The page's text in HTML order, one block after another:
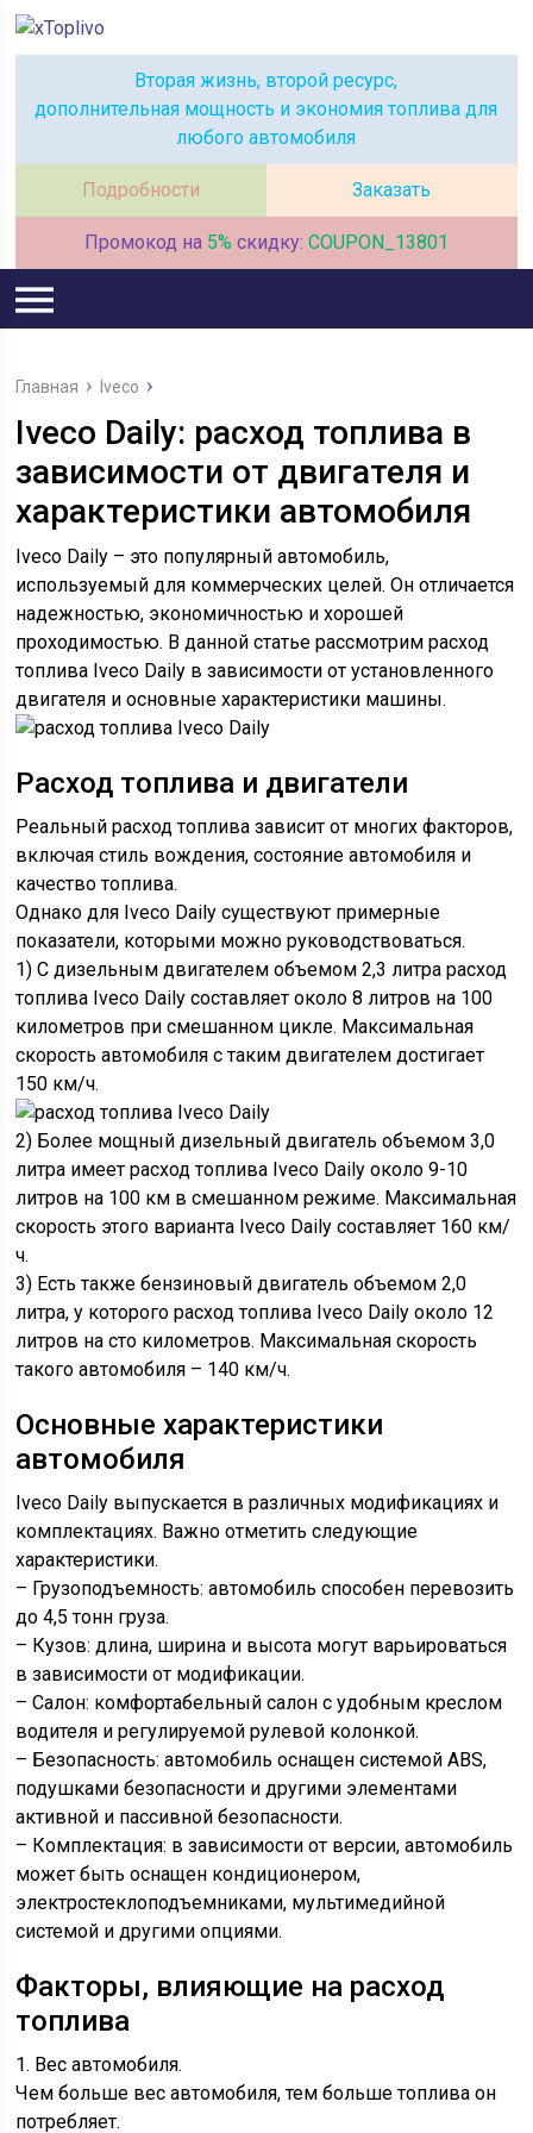
Вторая жизнь, второй ресурс,
дополнительная мощность и экономия топлива для
любого автомобиля
Подробности Заказать
Промокод на 5% скидку: COUPON_13801
Главная Iveco
Iveco Daily: расход топлива в
зависимости от двигателя и
характеристики автомобиля
Iveco Daily – это популярный автомобиль,
используемый для коммерческих целей. Он отличается
надежностью, экономичностью и хорошей
проходимостью. В данной статье рассмотрим расход
топлива Iveco Daily в зависимости от установленного
двигателя и основные характеристики машины.
Расход топлива и двигатели
Реальный расход топлива зависит от многих факторов,
включая стиль вождения, состояние автомобиля и
качество топлива.
Однако для Iveco Daily существуют примерные
показатели, которыми можно руководствоваться.
1) С дизельным двигателем объемом 2,3 литра расход
топлива Iveco Daily составляет около 8 литров на 100
километров при смешанном цикле. Максимальная
скорость автомобиля с таким двигателем достигает
150 км/ч.
2) Более мощный дизельный двигатель объемом 3,0
литра имеет расход топлива Iveco Daily около 9-10
литров на 100 км в смешанном режиме. Максимальная
скорость этого варианта Iveco Daily составляет 160 км/
ч.
3) Есть также бензиновый двигатель объемом 2,0
литра, у которого расход топлива Iveco Daily около 12
литров на сто километров. Максимальная скорость
такого автомобиля – 140 км/ч.
Основные характеристики
автомобиля
Iveco Daily выпускается в различных модификациях и
комплектациях. Важно отметить следующие
характеристики.
– Грузоподъемность: автомобиль способен перевозить
до 4,5 тонн груза.
– Кузов: длина, ширина и высота могут варьироваться
в зависимости от модификации.
– Салон: комфортабельный салон с удобным креслом
водителя и регулируемой рулевой колонкой.
– Безопасность: автомобиль оснащен системой ABS,
подушками безопасности и другими элементами
активной и пассивной безопасности.
– Комплектация: в зависимости от версии, автомобиль
может быть оснащен кондиционером,
электростеклоподъемниками, мультимедийной
системой и другими опциями.
Факторы, влияющие на расход
топлива
1. Вес автомобиля.
Чем больше вес автомобиля, тем больше топлива он
потребляет.